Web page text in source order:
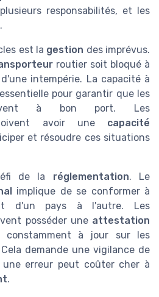
responsabilités, et les
est la gestion des imprévus.
routier soit bloqué à
intempérie. La capacité à
pour garantir que les
à bon port. Les
avoir une capacité
et résoudre ces situations
de la réglementation. Le
implique de se conformer à
d'un pays à l'autre. Les
posséder une attestation
à jour sur les
demande une vigilance de
erreur peut coûter cher à
.